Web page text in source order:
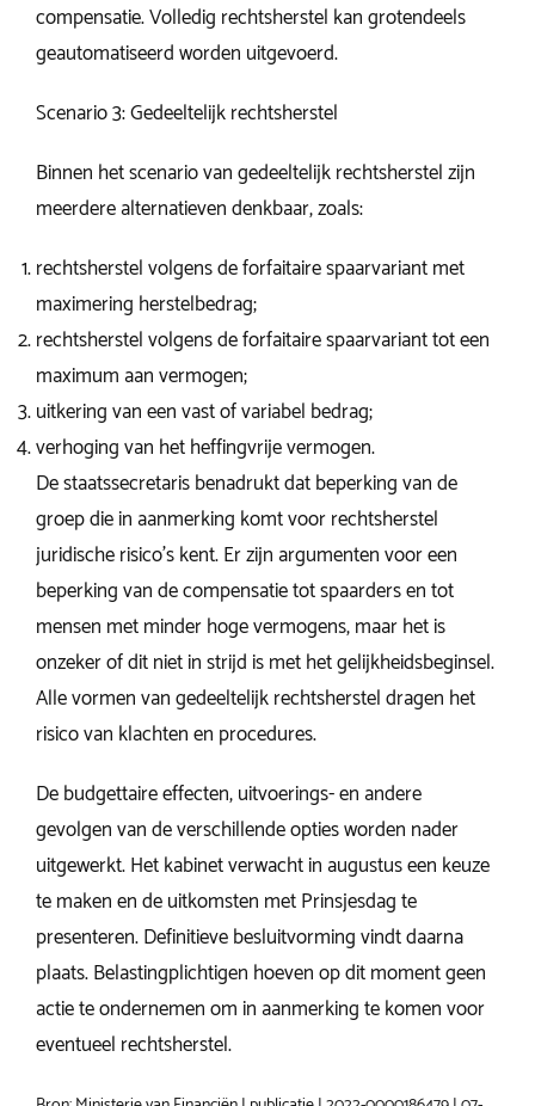
compensatie. Volledig rechtsherstel kan grotendeels
geautomatiseerd worden uitgevoerd.
Scenario 3: Gedeeltelijk rechtsherstel
Binnen het scenario van gedeeltelijk rechtsherstel zijn
meerdere alternatieven denkbaar, zoals:
rechtsherstel volgens de forfaitaire spaarvariant met
maximering herstelbedrag;
rechtsherstel volgens de forfaitaire spaarvariant tot een
maximum aan vermogen;
uitkering van een vast of variabel bedrag;
verhoging van het heffingvrije vermogen.
De staatssecretaris benadrukt dat beperking van de
groep die in aanmerking komt voor rechtsherstel
juridische risico’s kent. Er zijn argumenten voor een
beperking van de compensatie tot spaarders en tot
mensen met minder hoge vermogens, maar het is
onzeker of dit niet in strijd is met het gelijkheidsbeginsel.
Alle vormen van gedeeltelijk rechtsherstel dragen het
risico van klachten en procedures.
De budgettaire effecten, uitvoerings- en andere
gevolgen van de verschillende opties worden nader
uitgewerkt. Het kabinet verwacht in augustus een keuze
te maken en de uitkomsten met Prinsjesdag te
presenteren. Definitieve besluitvorming vindt daarna
plaats. Belastingplichtigen hoeven op dit moment geen
actie te ondernemen om in aanmerking te komen voor
eventueel rechtsherstel.